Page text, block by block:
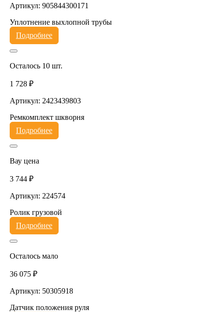
Артикул: 905844300171
Уплотнение выхлопной трубы
Подробнее
Осталось 10 шт.
1 728 ₽
Артикул: 2423439803
Ремкомплект шкворня
Подробнее
Вау цена
3 744 ₽
Артикул: 224574
Ролик грузовой
Подробнее
Осталось мало
36 075 ₽
Артикул: 50305918
Датчик положения руля